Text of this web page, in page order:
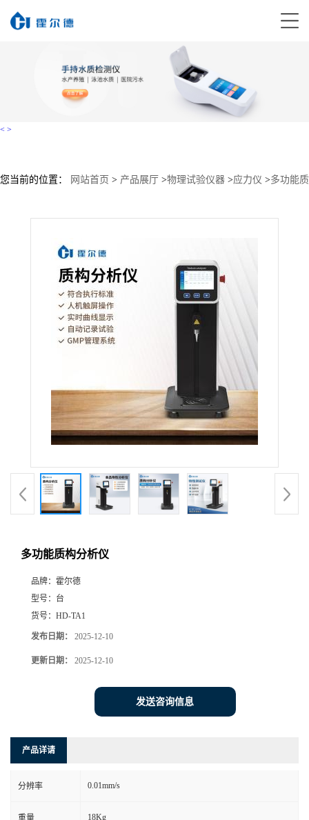
< >
您当前的位置： 网站首页 > 产品展厅 >物理试验仪器 >应力仪 >多功能质
多功能质构分析仪
品牌： 霍尔德
型号： 台
货号： HD-TA1
发布日期： 2025-12-10
更新日期： 2025-12-10
发送咨询信息
产品详请
分辨率 0.01mm/s
重量 18Kg